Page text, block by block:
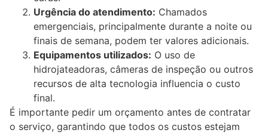
Urgência do atendimento: Chamados
emergenciais, principalmente durante a noite ou
finais de semana, podem ter valores adicionais.
Equipamentos utilizados: O uso de
hidrojateadoras, câmeras de inspeção ou outros
recursos de alta tecnologia influencia o custo
final.
É importante pedir um orçamento antes de contratar
o serviço, garantindo que todos os custos estejam